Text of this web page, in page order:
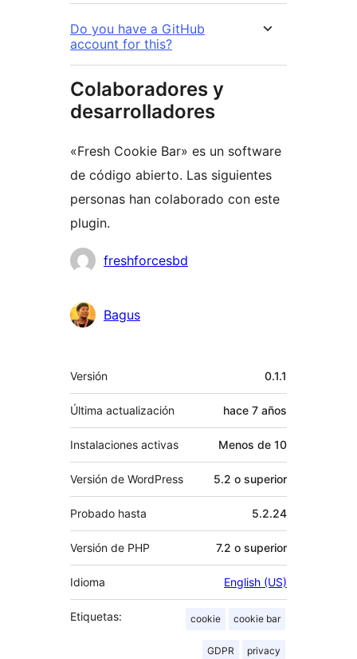
Do you have a GitHub
account for this?
Colaboradores y
desarrolladores
«Fresh Cookie Bar» es un software
de código abierto. Las siguientes
personas han colaborado con este
plugin.
Colaboradores
freshforcesbd
Bagus
Meta
Versión 0.1.1
Última actualización hace 7 años
Instalaciones activas Menos de 10
Versión de WordPress 5.2 o superior
Probado hasta 5.2.24
Versión de PHP 7.2 o superior
Idioma English (US)
Etiquetas: cookie cookie bar
GDPR privacy